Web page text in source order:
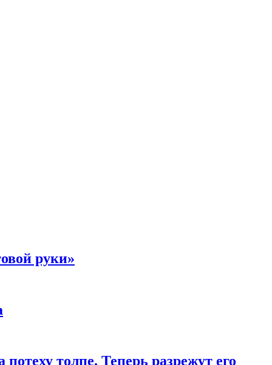
руки»
толпе. Теперь разрежут его